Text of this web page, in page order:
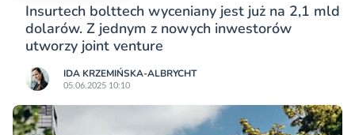
Insurtech bolttech wyceniany jest już na 2,1 mld
dolarów. Z jednym z nowych inwestorów
utworzy joint venture
IDA KRZEMIŃSKA-ALBRYCHT
05.06.2025 10:10